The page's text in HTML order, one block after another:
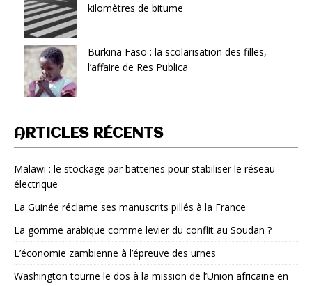
kilomètres de bitume
Burkina Faso : la scolarisation des filles,
l’affaire de Res Publica
ARTICLES RÉCENTS
Malawi : le stockage par batteries pour stabiliser le réseau
électrique
La Guinée réclame ses manuscrits pillés à la France
La gomme arabique comme levier du conflit au Soudan ?
L’économie zambienne à l’épreuve des urnes
Washington tourne le dos à la mission de l’Union africaine en